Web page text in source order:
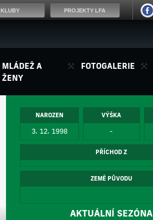
MLÁDEŽ A
ŽENY
FOTOGALERIE
NAROZEN
3. 12. 1998
VÝŠKA
-
PŘÍCHOD Z
ZEMĚ PŮVODU
AKTUÁLNÍ SEZÓNA
KLUBY PROJEKTY LFA